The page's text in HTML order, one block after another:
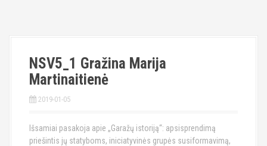
NSV5_1 Gražina Marija
Martinaitienė
2019-01-05
Išsamiai pasakoja apie „Garažų istoriją“: apsisprendimą
priešintis jų statyboms, iniciatyvinės grupės susiformavimą,